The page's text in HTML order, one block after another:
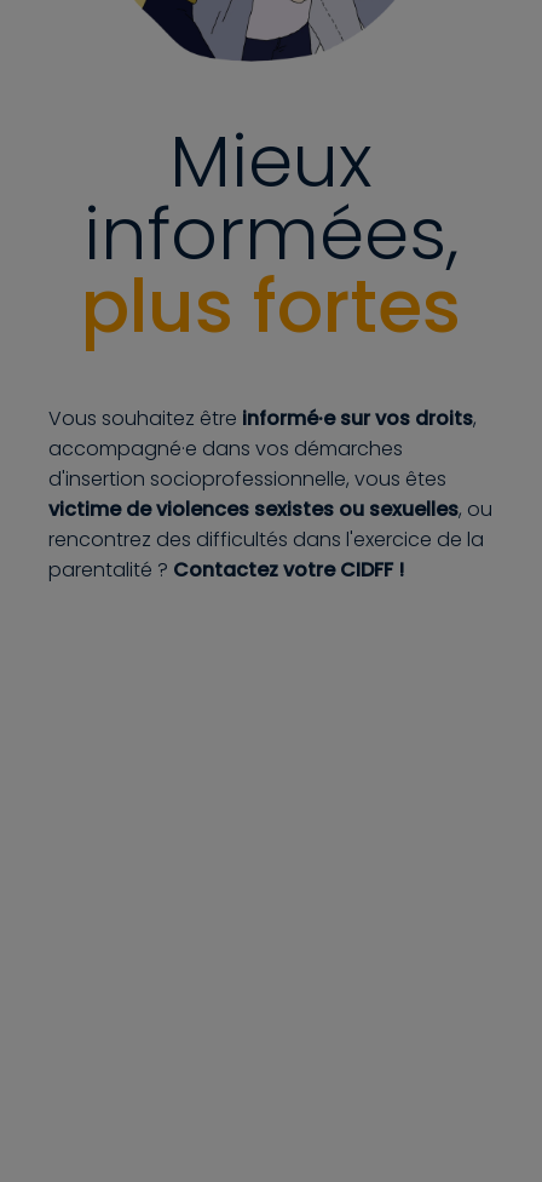
Mieux
informées,
plus fortes
Vous souhaitez être informé·e sur vos droits,
accompagné·e dans vos démarches
d'insertion socioprofessionnelle, vous êtes
victime de violences sexistes ou sexuelles, ou
rencontrez des difficultés dans l'exercice de la
parentalité ? Contactez votre CIDFF !